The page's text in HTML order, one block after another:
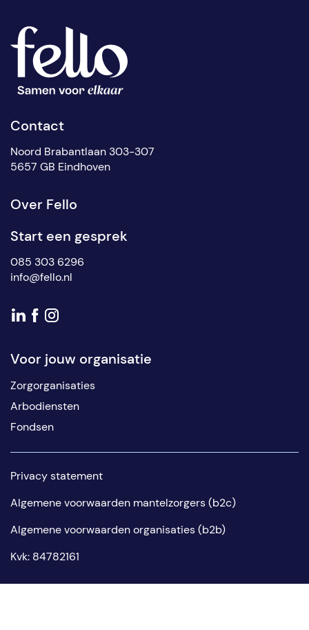
Contact
Noord Brabantlaan 303-307
5657 GB Eindhoven
Over Fello
Start een gesprek
085 303 6296
info@fello.nl
Voor jouw organisatie
Zorgorganisaties
Arbodiensten
Fondsen
Privacy statement
Algemene voorwaarden mantelzorgers (b2c)
Algemene voorwaarden organisaties (b2b)
Kvk: 84782161